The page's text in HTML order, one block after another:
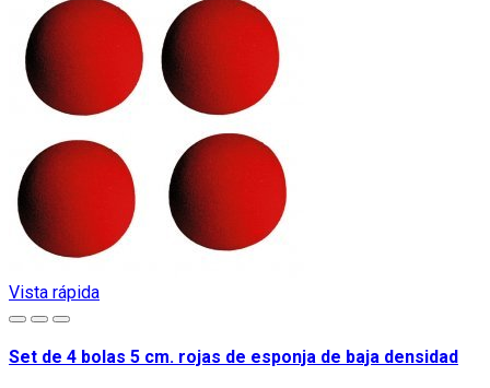
Vista rápida
Set de 4 bolas 5 cm. rojas de esponja de baja densidad